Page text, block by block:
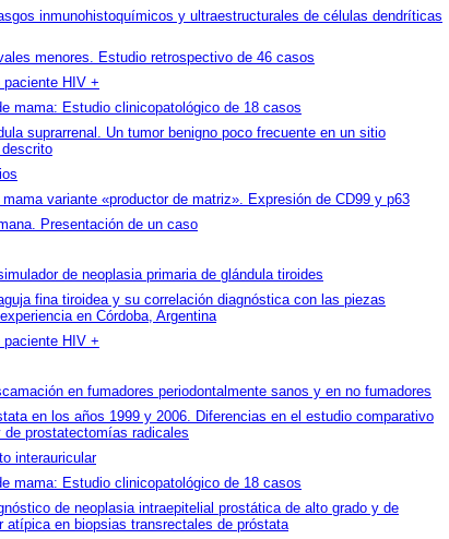
inmunohistoquímicos y ultraestructurales de células dendríticas
menores. Estudio retrospectivo de 46 casos
paciente HIV +
mama: Estudio clinicopatológico de 18 casos
suprarrenal. Un tumor benigno poco frecuente en un sitio
variante «productor de matriz». Expresión de CD99 y p63
Presentación de un caso
de neoplasia primaria de glándula tiroides
fina tiroidea y su correlación diagnóstica con las piezas
en Córdoba, Argentina
paciente HIV +
en fumadores periodontalmente sanos y en no fumadores
en los años 1999 y 2006. Diferencias en el estudio comparativo
prostatectomías radicales
interauricular
mama: Estudio clinicopatológico de 18 casos
de neoplasia intraepitelial prostática de alto grado y de
atípica en biopsias transrectales de próstata